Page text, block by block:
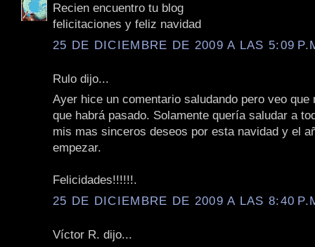
Recien encuentro tu blog
felicitaciones y feliz navidad
25 DE DICIEMBRE DE 2009 A LAS 5:09
Rulo dijo...
Ayer hice un comentario saludando pero veo que
que habrá pasado. Solamente quería saludar a
mis mas sinceros deseos por esta navidad y el
empezar.
Felicidades!!!!!!.
25 DE DICIEMBRE DE 2009 A LAS 8:40
Víctor R. dijo...